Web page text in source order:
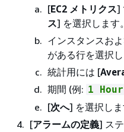
[EC2 メトリクス]
ス] を選択します。
インスタンスお
がある行を選択し
統計用には [
期間 (例: 1 Hour
[次へ] を選択しま
[アラームの定義] ス